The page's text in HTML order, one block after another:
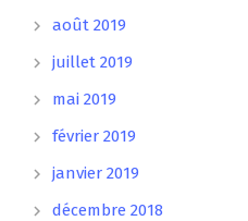
août 2019
juillet 2019
mai 2019
février 2019
janvier 2019
décembre 2018